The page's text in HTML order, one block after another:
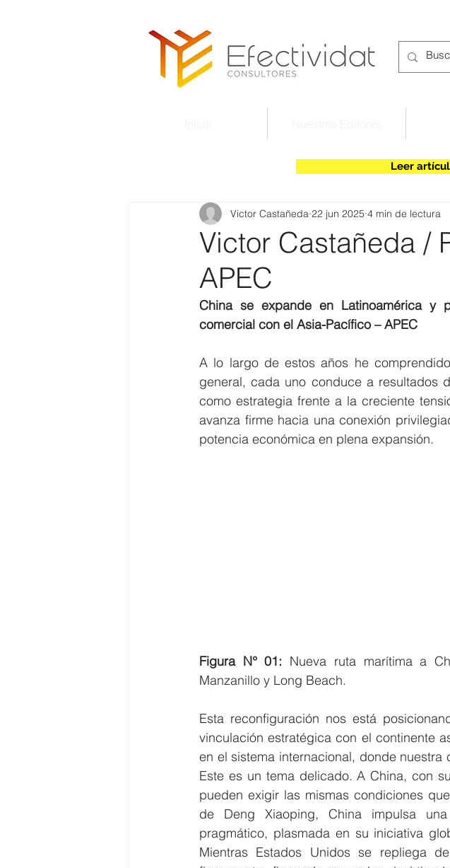
Leer
Victor Castañeda /
APEC
Victor Castañeda 22 jun 2025 4 min de lectura
China se expande en Latinoamérica y
comercial con el Asia-Pacífico – APEC
A lo largo de estos años he
general, cada uno conduce a resultados
como estrategia frente a la creciente
avanza firme hacia una conexión
potencia económica en plena expansión.
Figura N° 01: Nueva ruta marítima a
Manzanillo y Long Beach.
Esta reconfiguración nos está
vinculación estratégica con el continente
en el sistema internacional, donde
Este es un tema delicado. A China, con
pueden exigir las mismas condiciones
de Deng Xiaoping, China impulsa
pragmático, plasmada en su iniciativa
Mientras Estados Unidos se repliega